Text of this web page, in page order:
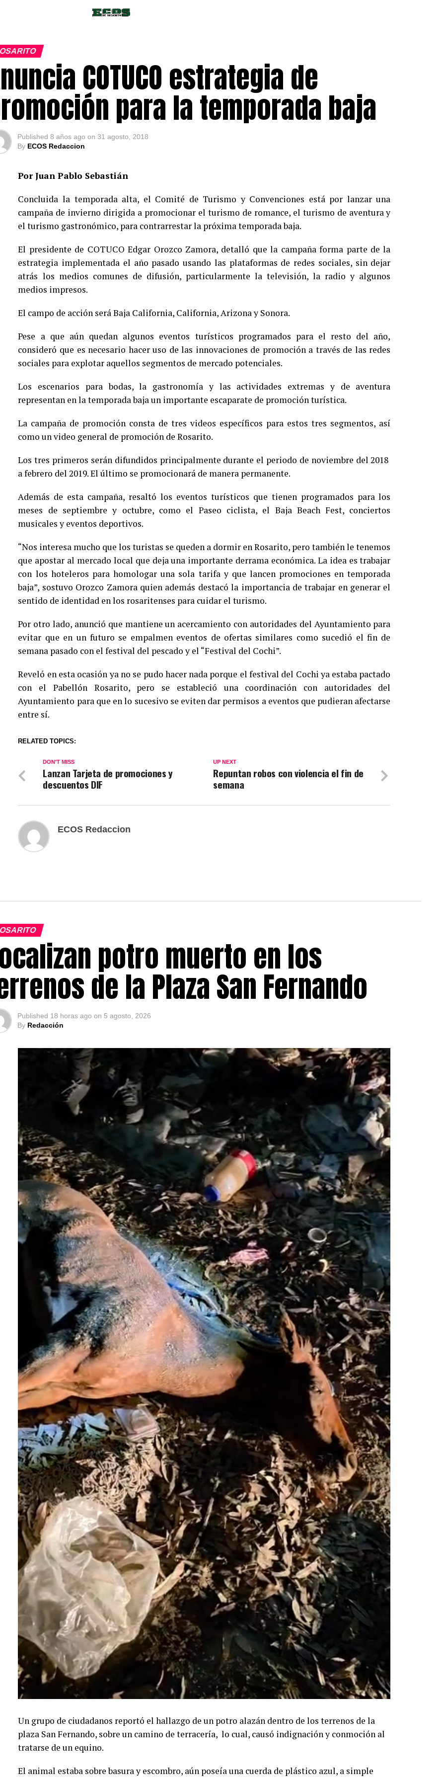
COTUCO estrategia de
para la temporada baja
Published 8 años ago on 31 agosto, 2018
By ECOS Redaccion
Por Juan Pablo Sebastián
Concluida la temporada alta, el Comité de Turismo y Convenciones está por lanzar una
campaña de invierno dirigida a promocionar el turismo de romance, el turismo de aventura y
el turismo gastronómico, para contrarrestar la próxima temporada baja.
El presidente de COTUCO Edgar Orozco Zamora, detalló que la campaña forma parte de la
estrategia implementada el año pasado usando las plataformas de redes sociales, sin dejar
atrás los medios comunes de difusión, particularmente la televisión, la radio y algunos
medios impresos.
El campo de acción será Baja California, California, Arizona y Sonora.
Pese a que aún quedan algunos eventos turísticos programados para el resto del año,
consideró que es necesario hacer uso de las innovaciones de promoción a través de las redes
sociales para explotar aquellos segmentos de mercado potenciales.
Los escenarios para bodas, la gastronomía y las actividades extremas y de aventura
representan en la temporada baja un importante escaparate de promoción turística.
La campaña de promoción consta de tres videos específicos para estos tres segmentos, así
como un video general de promoción de Rosarito.
Los tres primeros serán difundidos principalmente durante el periodo de noviembre del 2018
a febrero del 2019. El último se promocionará de manera permanente.
Además de esta campaña, resaltó los eventos turísticos que tienen programados para los
meses de septiembre y octubre, como el Paseo ciclista, el Baja Beach Fest, conciertos
musicales y eventos deportivos.
“Nos interesa mucho que los turistas se queden a dormir en Rosarito, pero también le tenemos
que apostar al mercado local que deja una importante derrama económica. La idea es trabajar
con los hoteleros para homologar una sola tarifa y que lancen promociones en temporada
baja”, sostuvo Orozco Zamora quien además destacó la importancia de trabajar en generar el
sentido de identidad en los rosaritenses para cuidar el turismo.
Por otro lado, anunció que mantiene un acercamiento con autoridades del Ayuntamiento para
evitar que en un futuro se empalmen eventos de ofertas similares como sucedió el fin de
semana pasado con el festival del pescado y el “Festival del Cochi”.
Reveló en esta ocasión ya no se pudo hacer nada porque el festival del Cochi ya estaba pactado
con el Pabellón Rosarito, pero se estableció una coordinación con autoridades del
Ayuntamiento para que en lo sucesivo se eviten dar permisos a eventos que pudieran afectarse
entre sí.
RELATED TOPICS:
UP NEXT
Repuntan robos con violencia el fin de
semana
DON'T MISS
Lanzan Tarjeta de promociones y
descuentos DIF
ECOS Redaccion
potro muerto en los
de la Plaza San Fernando
Published 18 horas ago on 5 agosto, 2026
By Redacción
Un grupo de ciudadanos reportó el hallazgo de un potro alazán dentro de los terrenos de la
plaza San Fernando, sobre un camino de terracería, lo cual, causó indignación y conmoción al
tratarse de un equino.
El animal estaba sobre basura y escombro, aún poseía una cuerda de plástico azul, a simple